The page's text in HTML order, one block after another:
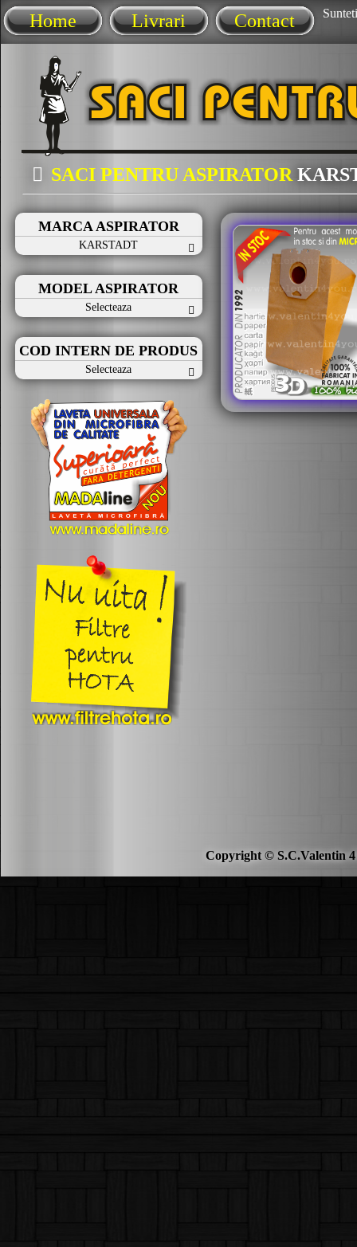
Home Livrari Contact
SACI PENTRU ASPIRATOR
MARCA ASPIRATOR
KARSTADT
MODEL ASPIRATOR
Selecteaza
COD INTERN DE PRODUS
Selecteaza
Copyright © S.C.Valentin